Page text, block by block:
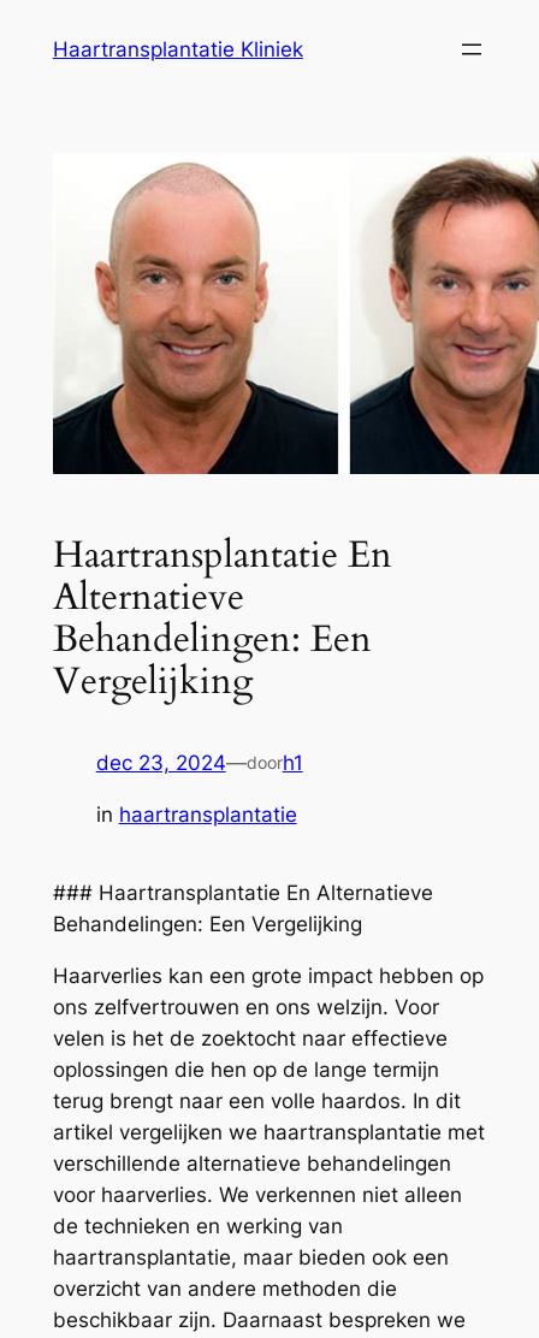
Haartransplantatie Kliniek
Haartransplantatie En
Alternatieve
Behandelingen: Een
Vergelijking
dec 23, 2024—doorh1
in haartransplantatie
### Haartransplantatie En Alternatieve
Behandelingen: Een Vergelijking
Haarverlies kan een grote impact hebben op
ons zelfvertrouwen en ons welzijn. Voor
velen is het de zoektocht naar effectieve
oplossingen die hen op de lange termijn
terug brengt naar een volle haardos. In dit
artikel vergelijken we haartransplantatie met
verschillende alternatieve behandelingen
voor haarverlies. We verkennen niet alleen
de technieken en werking van
haartransplantatie, maar bieden ook een
overzicht van andere methoden die
beschikbaar zijn. Daarnaast bespreken we